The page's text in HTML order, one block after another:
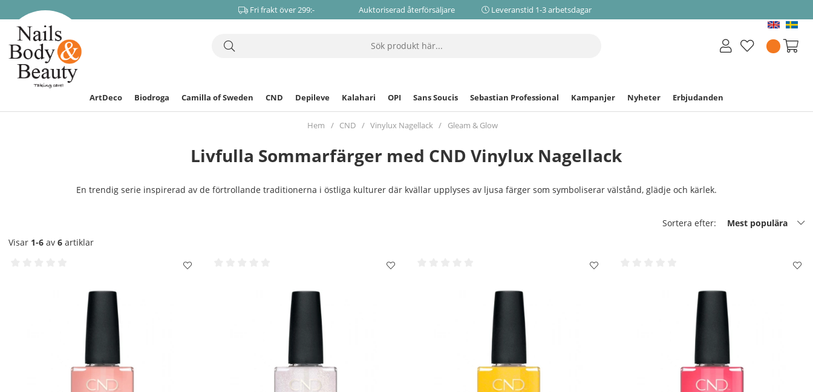
Fri frakt över 299:- Auktoriserad återförsäljare Leveranstid 1-3 arbetsdagar
ArtDeco Biodroga Camilla of Sweden CND Depileve Kalahari OPI Sans Soucis Sebastian Professional Kampanjer Nyheter Erbjudanden
Hem CND Vinylux Nagellack Gleam & Glow
Livfulla Sommarfärger med CND Vinylux Nagellack
En trendig serie inspirerad av de förtrollande traditionerna i östliga kulturer där kvällar upplyses av ljusa färger som symboliserar välstånd, glädje och kärlek.
Sortera efter:
Mest populära
Visar 1-6 av 6 artiklar